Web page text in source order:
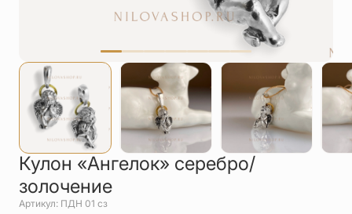
Чётки
Шнурки на
шею
Другое
Кулон «Ангелок» серебро/
золочение
Артикул: ПДН 01 сз